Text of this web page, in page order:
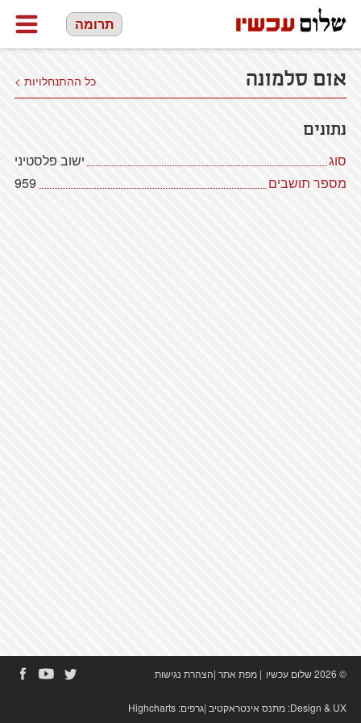
תרומה
אום סלמונה כל ההתנחלויות >
נתונים
סוג
ישוב פלסטיני
מספר תושבים
959
© 2026 שלום עכשיו | מפת אתר|הצהרת נגישות
Design & UX: מתנס אינטראקטיב|גרפים: Highcharts